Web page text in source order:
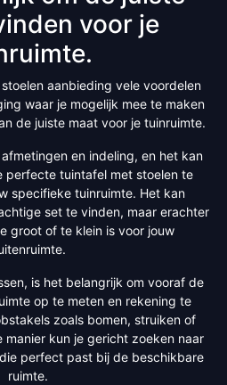
voor je
aanbieding vele voordelen
waar je mogelijk mee te maken
de juiste maat voor je tuinruimte.
en indeling, en het kan
perfecte tuintafel met stoelen te
specifieke tuinruimte. Het kan
set te vinden, maar erachter
groot of te klein is voor jouw
is het belangrijk om vooraf de
op te meten en rekening te
zoals bomen, struiken of
manier kun je gericht zoeken naar
perfect past bij de beschikbare
ruimte.